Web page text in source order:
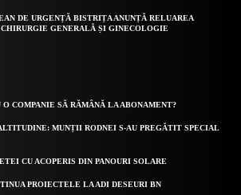
DE URGENȚĂ BISTRIȚA ANUNȚĂ RELUAREA
GENERALĂ ȘI GINECOLOGIE
COMPANIE SĂ RĂMÂNĂ LA ABONAMENT?
MUNȚII RODNEI S-AU PREGĂTIT SPECIAL
CU ACOPERIS DIN PANOURI SOLARE
PROIECTELE LA ADI DESEURI BN